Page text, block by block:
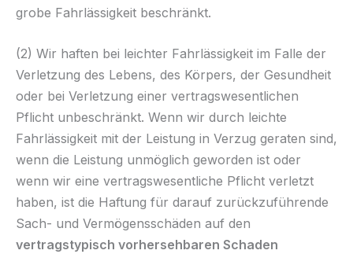
grobe Fahrlässigkeit beschränkt.
(2) Wir haften bei leichter Fahrlässigkeit im Falle der
Verletzung des Lebens, des Körpers, der Gesundheit
oder bei Verletzung einer vertragswesentlichen
Pflicht unbeschränkt. Wenn wir durch leichte
Fahrlässigkeit mit der Leistung in Verzug geraten sind,
wenn die Leistung unmöglich geworden ist oder
wenn wir eine vertragswesentliche Pflicht verletzt
haben, ist die Haftung für darauf zurückzuführende
Sach- und Vermögensschäden auf den
vertragstypisch vorhersehbaren Schaden